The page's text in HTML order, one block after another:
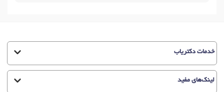
خدمات دکتریاب
لینک‌های مفید